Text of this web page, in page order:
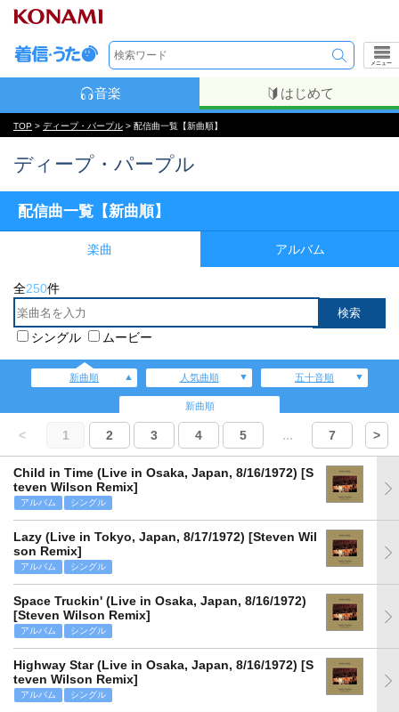
メニュー
音楽 はじめて
TOP > ディープ・パープル > 配信曲一覧【新曲順】
ディープ・パープル
配信曲一覧【新曲順】
楽曲 アルバム
全250件
シングル ムービー
新曲順 人気曲順 五十音順
新曲順
< 1 2 3 4 5 ... 7 >
Child in Time (Live in Osaka, Japan, 8/16/1972) [S
teven Wilson Remix]
アルバム シングル
Lazy (Live in Tokyo, Japan, 8/17/1972) [Steven Wil
son Remix]
アルバム シングル
Space Truckin' (Live in Osaka, Japan, 8/16/1972)
[Steven Wilson Remix]
アルバム シングル
Highway Star (Live in Osaka, Japan, 8/16/1972) [S
teven Wilson Remix]
アルバム シングル